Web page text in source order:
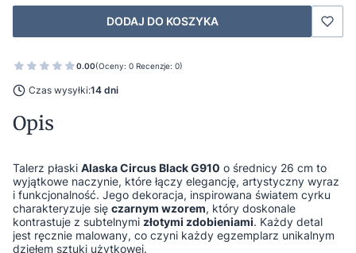
DODAJ DO KOSZYKA
0.00(Oceny: 0 Recenzje: 0)
Czas wysyłki:14 dni
Opis
Talerz płaski Alaska Circus Black G910 o średnicy 26 cm to
wyjątkowe naczynie, które łączy elegancję, artystyczny wyraz
i funkcjonalność. Jego dekoracja, inspirowana światem cyrku
charakteryzuje się czarnym wzorem, który doskonale
kontrastuje z subtelnymi złotymi zdobieniami. Każdy detal
jest ręcznie malowany, co czyni każdy egzemplarz unikalnym
dziełem sztuki użytkowej.